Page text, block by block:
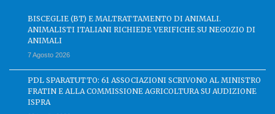
BISCEGLIE (BT) E MALTRATTAMENTO DI ANIMALI.
ANIMALISTI ITALIANI RICHIEDE VERIFICHE SU NEGOZIO DI
ANIMALI
7 Agosto 2026
PDL SPARATUTTO: 61 ASSOCIAZIONI SCRIVONO AL MINISTRO
FRATIN E ALLA COMMISSIONE AGRICOLTURA SU AUDIZIONE
ISPRA